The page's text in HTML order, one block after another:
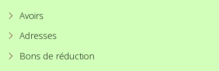
Avoirs
Adresses
Bons de réduction